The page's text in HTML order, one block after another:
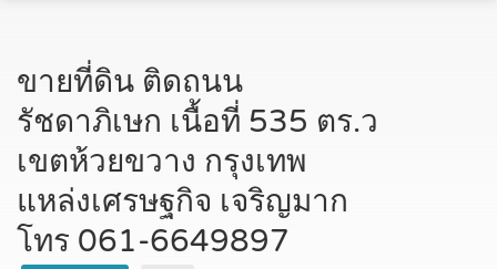
ขายที่ดิน ติดถนน
รัชดาภิเษก เนื้อที่ 535 ตร.ว
เขตห้วยขวาง กรุงเทพ
แหล่งเศรษฐกิจ เจริญมาก
โทร 061-6649897